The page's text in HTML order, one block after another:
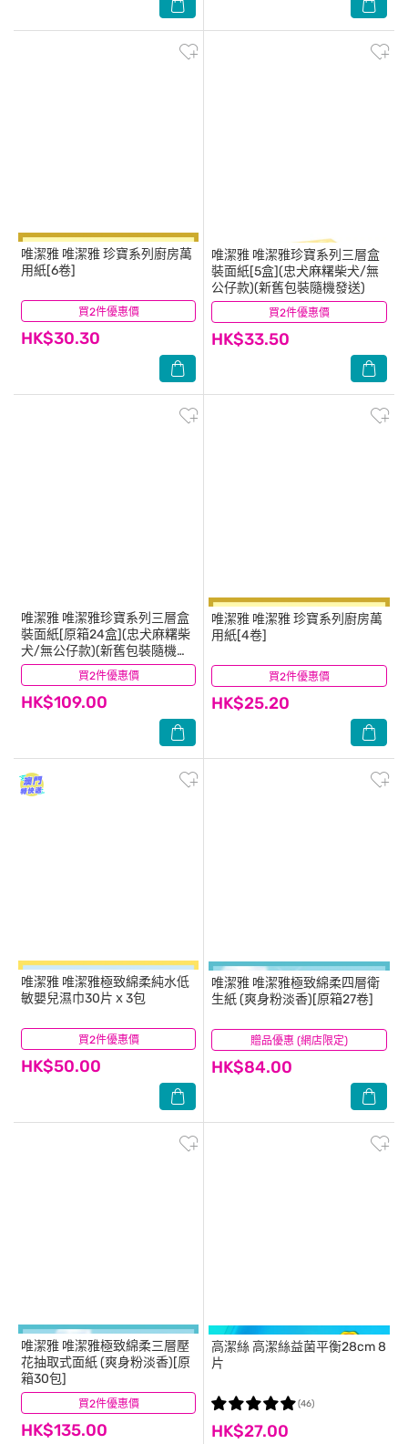
買2件優惠價
唯潔雅 唯潔雅 珍寶系列廚房萬
用紙[6卷]
HK$30.30
(17) 買2件優惠價
唯潔雅 唯潔雅珍寶系列三層盒
裝面紙[5盒](忠犬麻糬柴犬/無
公仔款)(新舊包裝隨機發送)
HK$33.50
(4)
買2件優惠價
唯潔雅 唯潔雅珍寶系列三層盒
裝面紙[原箱24盒](忠犬麻糬柴
犬/無公仔款)(新舊包裝隨機發
送)
HK$109.00
(13) 買2件優惠價
唯潔雅 唯潔雅 珍寶系列廚房萬
用紙[4卷]
HK$25.20
(4)
買2件優惠價
唯潔雅 唯潔雅極致綿柔純水低
敏嬰兒濕巾30片ｘ3包
HK$50.00
(4) 贈品優惠 (網店限定)
唯潔雅 唯潔雅極致綿柔四層衛
生紙 (爽身粉淡香)[原箱27卷]
HK$84.00
(9)
買2件優惠價
唯潔雅 唯潔雅極致綿柔三層壓
花抽取式面紙 (爽身粉淡香)[原
箱30包]
HK$135.00
(4)
高潔絲高潔絲益菌平衡28cm 8
片
HK$27.00
(46)